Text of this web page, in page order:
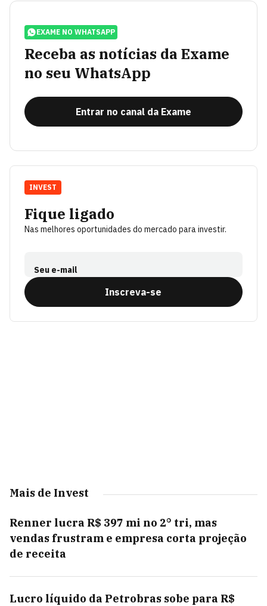
EXAME NO WHATSAPP
Receba as notícias da Exame
no seu WhatsApp
Entrar no canal da Exame
Fique ligado
Nas melhores oportunidades do mercado para investir.
Seu e-mail
Inscreva-se
INVEST
Mais de Invest
Renner lucra R$ 397 mi no 2° tri, mas
vendas frustram e empresa corta projeção
de receita
Lucro líquido da Petrobras sobe para R$